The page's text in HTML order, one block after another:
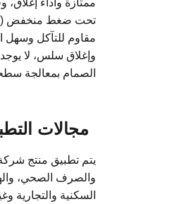
ممتازة وأداء
مقاوم للتآكل وسهل
وإغلاق سلس، لا
الصمام بمعالجة
مجالات
السكنية والتجارية